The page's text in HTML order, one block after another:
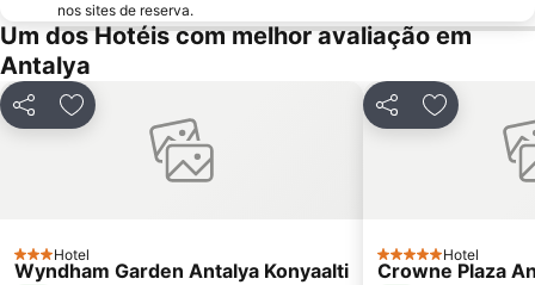
nos sites de reserva.
Um dos Hotéis com melhor avaliação em
Antalya
PartilharAdicionar aos favoritos
3 Estrelas
Hotel
Wyndham Garden Antalya Konyaalti
PartilharAdicionar
5 EstrelasHotel
Crowne Plaza